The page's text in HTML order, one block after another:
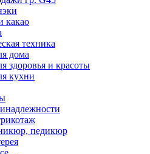
какао
техника
дома
здоровья и красоты
кухни
педикюр